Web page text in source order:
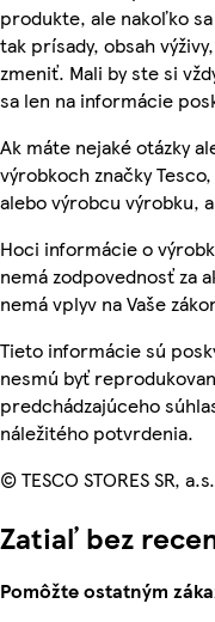
produkte, ale nakoľko
tak prísady, obsah
zmeniť. Mali by ste si
sa len na informácie
Ak máte nejaké otázky
výrobkoch značky
alebo výrobcu výrobku,
Hoci informácie o
nemá zodpovednosť za
nemá vplyv na Vaše
Tieto informácie sú
nesmú byť
predchádzajúceho
náležitého potvrdenia.
© TESCO STORES SR,
Zatiaľ bez
Pomôžte ostatným